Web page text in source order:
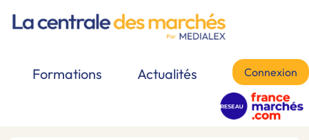
Formations Actualités Connexion